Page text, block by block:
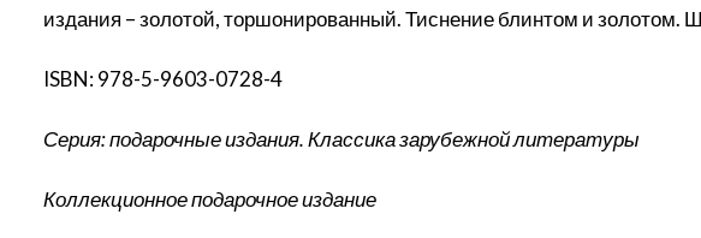
издания – золотой, торшонированный. Тиснение блинтом и золотом.
ISBN: 978-5-9603-0728-4
Серия: подарочные издания. Классика зарубежной литературы
Коллекционное подарочное издание